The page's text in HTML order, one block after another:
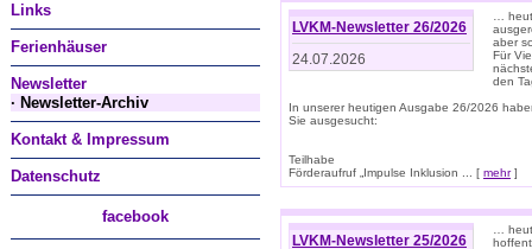
Links
Ferienhäuser
Newsletter
· Newsletter-Archiv
Kontakt & Impressum
Datenschutz
facebook
LVKM-Newsletter 26/2026
24.07.2026
…
aber
Für
den
In unserer heutigen Ausgabe 26/2026
Sie ausgesucht:
Teilhabe
Förderaufruf „Impulse Inklusion ... [ mehr]
LVKM-Newsletter 25/2026
…